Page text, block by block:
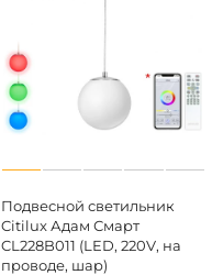
Подвесной светильник
Citilux Адам Смарт
CL228B011 (LED, 220V, на
проводе, шар)